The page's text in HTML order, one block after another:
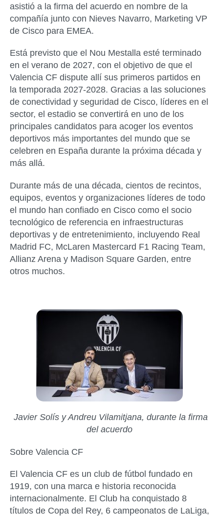
asistió a la firma del acuerdo en nombre de la
compañía junto con Nieves Navarro, Marketing VP
de Cisco para EMEA.
Está previsto que el Nou Mestalla esté terminado
en el verano de 2027, con el objetivo de que el
Valencia CF dispute allí sus primeros partidos en
la temporada 2027-2028. Gracias a las soluciones
de conectividad y seguridad de Cisco, líderes en el
sector, el estadio se convertirá en uno de los
principales candidatos para acoger los eventos
deportivos más importantes del mundo que se
celebren en España durante la próxima década y
más allá.
Durante más de una década, cientos de recintos,
equipos, eventos y organizaciones líderes de todo
el mundo han confiado en Cisco como el socio
tecnológico de referencia en infraestructuras
deportivas y de entretenimiento, incluyendo Real
Madrid FC, McLaren Mastercard F1 Racing Team,
Allianz Arena y Madison Square Garden, entre
otros muchos.
Javier Solís y Andreu Vilamitjana, durante la firma
del acuerdo
Sobre Valencia CF
El Valencia CF es un club de fútbol fundado en
1919, con una marca e historia reconocida
internacionalmente. El Club ha conquistado 8
títulos de Copa del Rey, 6 campeonatos de LaLiga,